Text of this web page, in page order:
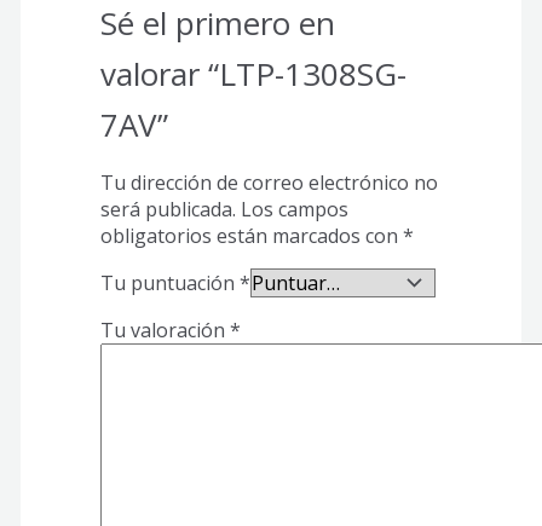
Sé el primero en
valorar “LTP-1308SG-
7AV”
Tu dirección de correo electrónico no
será publicada. Los campos
obligatorios están marcados con *
Tu puntuación *
Tu valoración *